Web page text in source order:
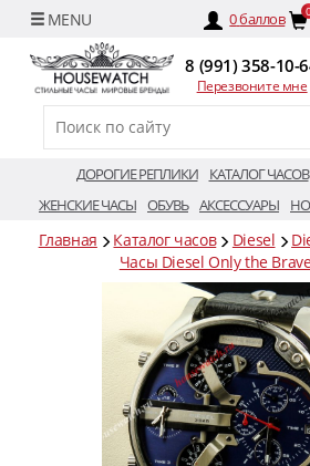
0баллов
8 (991) 358-10-
Перезвоните мне
ДОРОГИЕ РЕПЛИКИ КАТАЛОГ ЧАСОВ
ЖЕНСКИЕ ЧАСЫ ОБУВЬ АКСЕССУАРЫ
Главная Каталог часов Diesel
Часы Diesel Only the